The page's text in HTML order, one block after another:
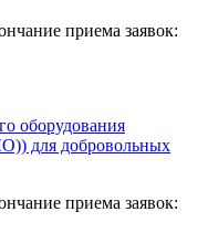
приема заявок:
оборудования
для добровольных
приема заявок: